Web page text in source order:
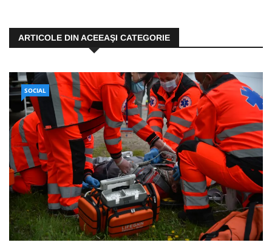
ARTICOLE DIN ACEEAŞI CATEGORIE
SOCIAL